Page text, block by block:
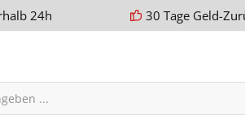
24h 30 Tage Geld-